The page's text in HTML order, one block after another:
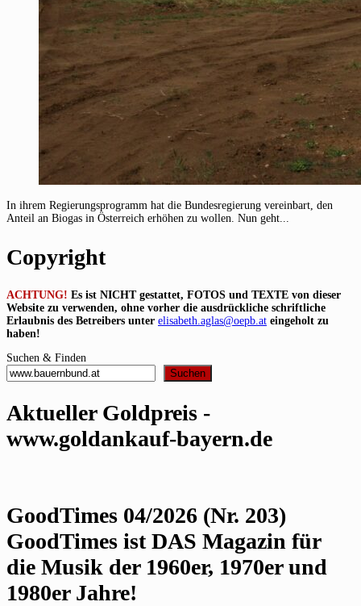
In ihrem Regierungsprogramm hat die Bundesregierung vereinbart, den
Anteil an Biogas in Österreich erhöhen zu wollen. Nun geht...
Copyright
ACHTUNG! Es ist NICHT gestattet, FOTOS und TEXTE von dieser
Website zu verwenden, ohne vorher die ausdrückliche schriftliche
Erlaubnis des Betreibers unter elisabeth.aglas@oepb.at eingeholt zu
haben!
Suchen & Finden
Suchen
Aktueller Goldpreis -
www.goldankauf-bayern.de
GoodTimes 04/2026 (Nr. 203)
GoodTimes ist DAS Magazin für
die Musik der 1960er, 1970er und
1980er Jahre!